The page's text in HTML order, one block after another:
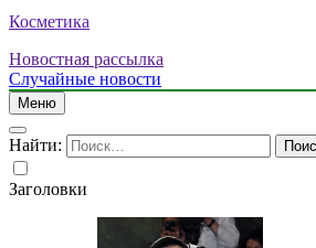
Косметика
Новостная рассылка
Случайные новости
Меню
Найти:
Заголовки